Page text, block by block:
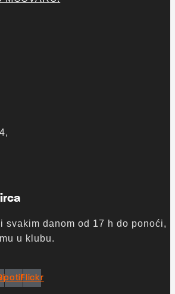
svakim danom od 17 h do ponoći,
u klubu.
Flickr